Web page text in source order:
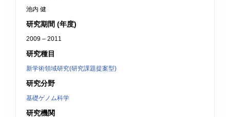
池内 健
研究期間 (年度)
2009 – 2011
研究種目
新学術領域研究(研究課題提案型)
研究分野
基礎ゲノム科学
研究機関